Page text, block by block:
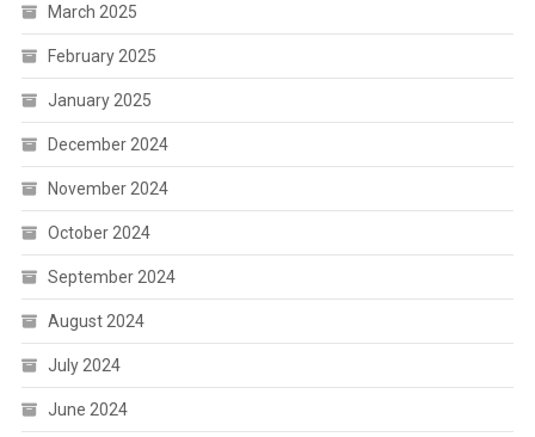
March 2025
February 2025
January 2025
December 2024
November 2024
October 2024
September 2024
August 2024
July 2024
June 2024